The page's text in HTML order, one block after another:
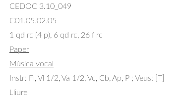
CEDOC 3.10_049
C01.05.02.05
1 qd rc (4 p), 6 qd rc, 26 f rc
Paper
Música vocal
Instr: Fl, Vl 1/2, Va 1/2, Vc, Cb, Ap, P ; Veus: [T]
Lliure